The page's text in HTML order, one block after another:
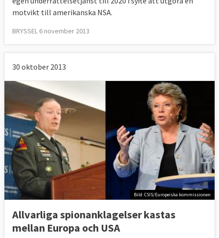
motvikt till amerikanska NSA.
BRYSSEL 6 november 2013
30 oktober 2013
Bild: CSIS/Europeiska kommissionen
Allvarliga spionanklagelser kastas
mellan Europa och USA